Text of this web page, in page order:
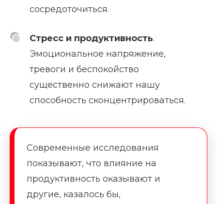
сосредоточиться.
Стресс и продуктивность.
Эмоциональное напряжение,
тревоги и беспокойство
существенно снижают нашу
способность сконцентрироваться.
Современные исследования
показывают, что влияние на
продуктивность оказывают и
другие, казалось бы,